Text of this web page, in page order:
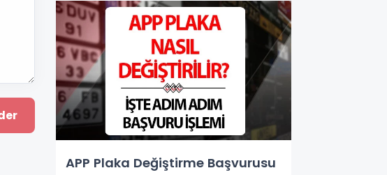
APP Plaka Değiştirme Başvurusu